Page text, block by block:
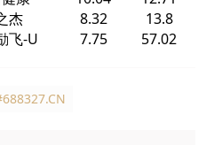
杰 8.32
13.8
飞-U 7.75 57.02